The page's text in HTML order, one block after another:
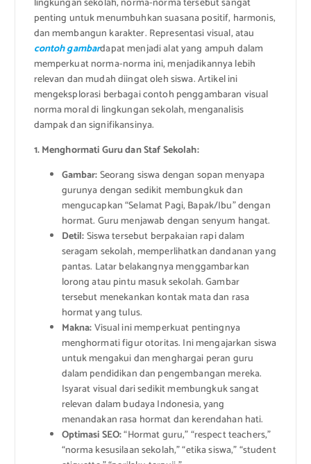
penting untuk menumbuhkan suasana positif, harmonis,
dan membangun karakter. Representasi visual, atau
contoh gambardapat menjadi alat yang ampuh dalam
memperkuat norma-norma ini, menjadikannya lebih
relevan dan mudah diingat oleh siswa. Artikel ini
mengeksplorasi berbagai contoh penggambaran visual
norma moral di lingkungan sekolah, menganalisis
dampak dan signifikansinya.
1. Menghormati Guru dan Staf Sekolah:
Gambar:Seorang siswa dengan sopan menyapa
gurunya dengan sedikit membungkuk dan
mengucapkan “Selamat Pagi, Bapak/Ibu” dengan
hormat. Guru menjawab dengan senyum hangat.
Detil:Siswa tersebut berpakaian rapi dalam
seragam sekolah, memperlihatkan dandanan yang
pantas. Latar belakangnya menggambarkan
lorong atau pintu masuk sekolah. Gambar
tersebut menekankan kontak mata dan rasa
hormat yang tulus.
Makna:Visual ini memperkuat pentingnya
menghormati figur otoritas. Ini mengajarkan siswa
untuk mengakui dan menghargai peran guru
dalam pendidikan dan pengembangan mereka.
Isyarat visual dari sedikit membungkuk sangat
relevan dalam budaya Indonesia, yang
menandakan rasa hormat dan kerendahan hati.
Optimasi SEO:“Hormat guru,” “respect teachers,”
“norma kesusilaan sekolah,” “etika siswa,” “student